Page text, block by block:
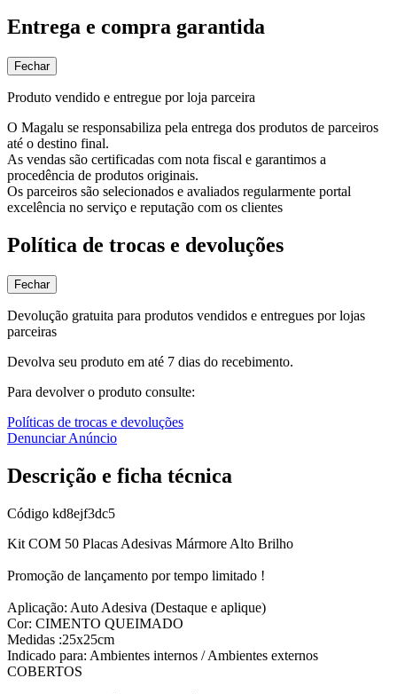
Entrega e compra garantida
Fechar
Produto vendido e entregue por loja parceira
O Magalu se responsabiliza pela entrega dos produtos de parceiros
até o destino final.
As vendas são certificadas com nota fiscal e garantimos a
procedência de produtos originais.
Os parceiros são selecionados e avaliados regularmente portal
excelência no serviço e reputação com os clientes
Política de trocas e devoluções
Fechar
Devolução gratuita para produtos vendidos e entregues por lojas
parceiras
Devolva seu produto em até 7 dias do recebimento.
Para devolver o produto consulte:
Políticas de trocas e devoluções
Denunciar Anúncio
Descrição e ficha técnica
Código kd8ejf3dc5
Kit COM 50 Placas Adesivas Mármore Alto Brilho
Promoção de lançamento por tempo limitado !
Aplicação: Auto Adesiva (Destaque e aplique)
Cor: CIMENTO QUEIMADO
Medidas :25x25cm
Indicado para: Ambientes internos / Ambientes externos
COBERTOS